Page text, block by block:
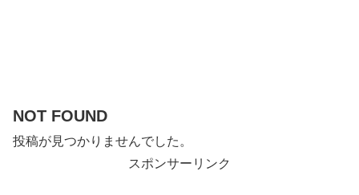
NOT FOUND
投稿が見つかりませんでした。
スポンサーリンク